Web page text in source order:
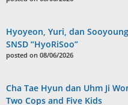
Hyoyeon, Yuri, dan
SNSD “HyoRiSoo”
posted on 08/06/2026
Cha Tae Hyun dan Uhm Ji
Two Cops and Five Kids